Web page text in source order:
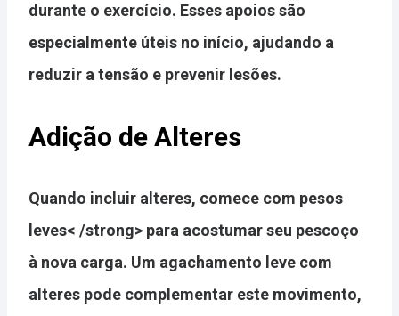
durante o exercício. Esses apoios são
especialmente úteis no início, ajudando a
reduzir a tensão e prevenir lesões.
Adição de Alteres
Quando incluir alteres, comece com pesos
leves< /strong> para acostumar seu pescoço
à nova carga. Um agachamento leve com
alteres pode complementar este movimento,